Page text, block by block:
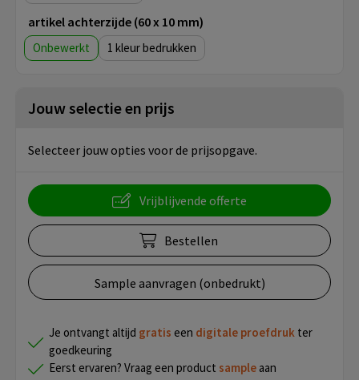
artikel achterzijde (60 x 10 mm)
Onbewerkt 1
Jouw selectie en prijs
Selecteer jouw opties voor de prijsopgave.
Vrijblijvende offerte
Bestellen
Sample aanvragen (onbedrukt)
Je ontvangt altijd gratis een digitale proefdruk ter
goedkeuring
Eerst ervaren? Vraag een product sample aan